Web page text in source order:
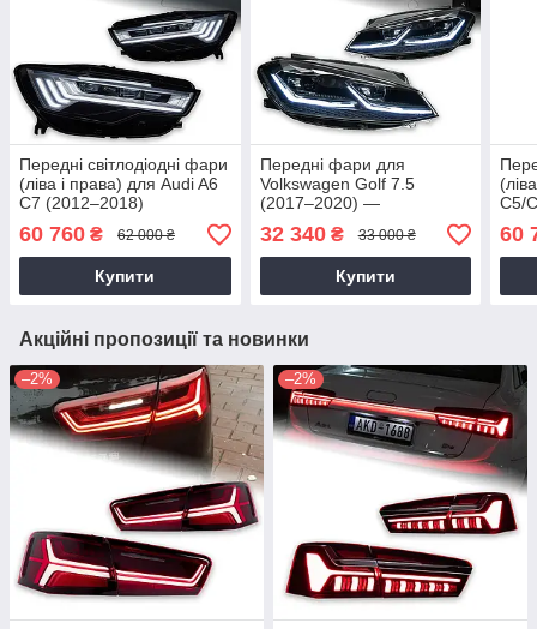
Передні світлодіодні фари
(ліва і права) для Audi A6
C7 (2012–2018)
60 760 ₴ 62 000 ₴
Купити
Передні фари для
Volkswagen Golf 7.5
(2017–2020) —
Світлодіодні фари з
динамічним сигналом та
лінзами DRL
32 340₴ 33 000 ₴
Купити
C5/
60
Акційні пропозиції та новинки
–2% –2%